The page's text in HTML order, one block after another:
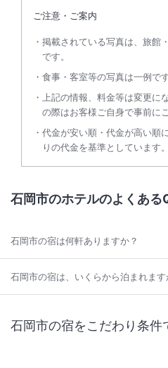
ご注意・ご案内
掲載されている写真は、旅館
です。
食事・客室等の写真は一例です
上記の情報、料金等は変更に
の際はお客様ご自身で事前に
代金が安い順・代金が高い順
りの代金を基準としています。
石岡市のホテルのよくある
石岡市の宿は何軒ありますか？
石岡市の宿は、いくらから泊まれます
石岡市の宿をこだわり条件